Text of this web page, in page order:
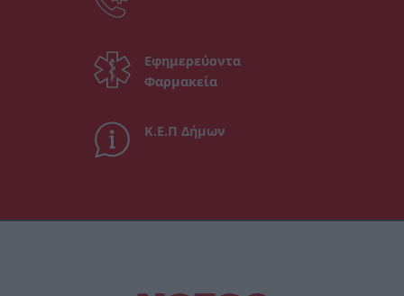
Εφημερεύοντα
Φαρμακεία
Κ.Ε.Π Δήμων